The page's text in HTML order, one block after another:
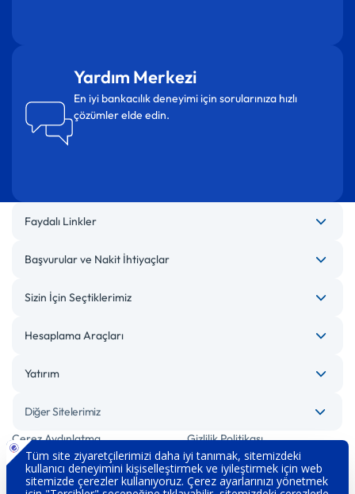
Yardım Merkezi
En iyi bankacılık deneyimi için sorularınıza hızlı
çözümler elde edin.
Faydalı Linkler
Başvurular ve Nakit İhtiyaçlar
Sizin İçin Seçtiklerimiz
Hesaplama Araçları
Yatırım
Diğer Sitelerimiz
Çerez Aydınlatma
Gizlilik Politikası
Bilgi Toplumu Hizmetleri Engelsiz Bankacılık